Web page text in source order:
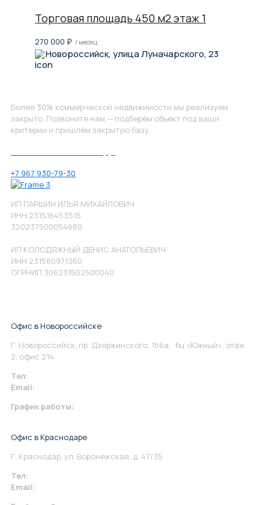
Торговая площадь 450 м2 этаж 1
270 000 ₽ / месяц
Новороссийск, улица Луначарского, 23
Более 30% коммерческой недвижимости мы реализуем
закрыто. Позвоните нам — подберём объект под ваши
критерии и пришлём закрытую базу.
+7 967 930-79-30
ИП ПАРШИН ИЛЬЯ МИХАЙЛОВИЧ
ИНН 231516453515
320237500054680
ИП КОЛОДЯЖНЫЙ ДЕНИС АНАТОЛЬЕВИЧ
ИНН 231580971360
ОГРНИП 306231502500040
Офис в Новороссийске
Г. Новороссийск, пр. Дзержинского, 156а, бц «Южный», этаж
2, офис 214.
Тел:
Email:
График работы:
Офис в Краснодаре
Г. Краснодар, ул. Воронежская, д. 47/35
Тел:
Email: